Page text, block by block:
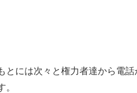
とには次々と権力者達から電
。